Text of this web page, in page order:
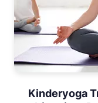
Kinderyoga